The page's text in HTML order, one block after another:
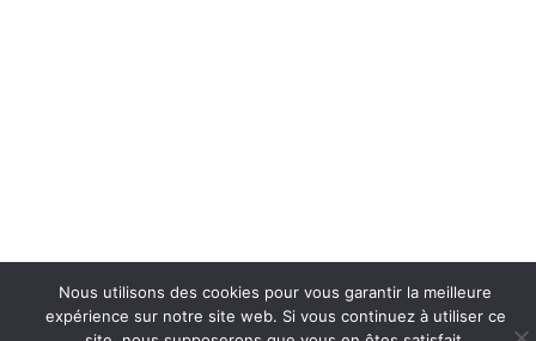
Nous utilisons des cookies pour vous garantir la meilleure
expérience sur notre site web. Si vous continuez à utiliser ce